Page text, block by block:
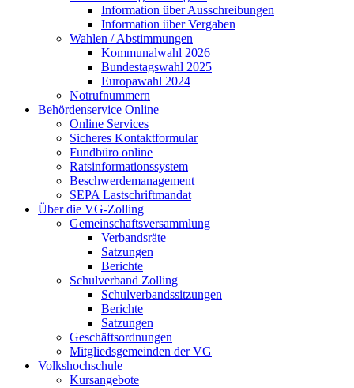
Information über Ausschreibungen
Information über Vergaben
Wahlen / Abstimmungen
Kommunalwahl 2026
Bundestagswahl 2025
Europawahl 2024
Notrufnummern
Behördenservice Online
Online Services
Sicheres Kontaktformular
Fundbüro online
Ratsinformationssystem
Beschwerdemanagement
SEPA Lastschriftmandat
Über die VG-Zolling
Gemeinschaftsversammlung
Verbandsräte
Satzungen
Berichte
Schulverband Zolling
Schulverbandssitzungen
Berichte
Satzungen
Geschäftsordnungen
Mitgliedsgemeinden der VG
Volkshochschule
Kursangebote